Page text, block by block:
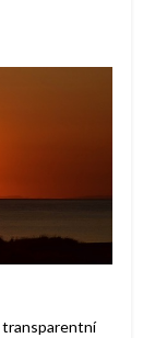
transparentní